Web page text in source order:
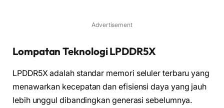
Advertisement
Lompatan Teknologi LPDDR5X
LPDDR5X adalah standar memori seluler terbaru yang
menawarkan kecepatan dan efisiensi daya yang jauh
lebih unggul dibandingkan generasi sebelumnya.